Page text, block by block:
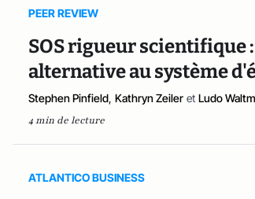
PEER REVIEW
SOS rigueur scientifique
alternative au système
Stephen Pinfield, Kathryn Zeiler et Ludo
4 min de lecture
ATLANTICO BUSINESS